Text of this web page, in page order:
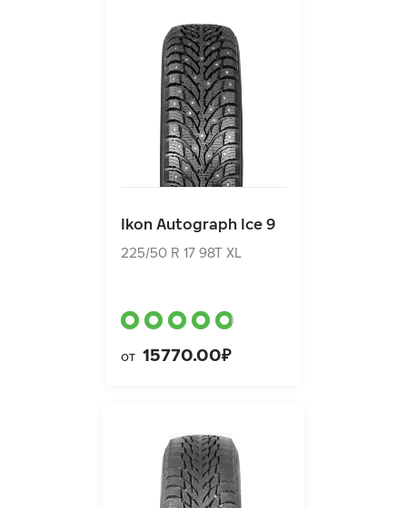
Ikon Autograph Ice 9
225/50 R 17 98T XL
от 15770.00₽
Ikon Autograph Ice 9
225/50 R 17 98T XL
от15770.00₽